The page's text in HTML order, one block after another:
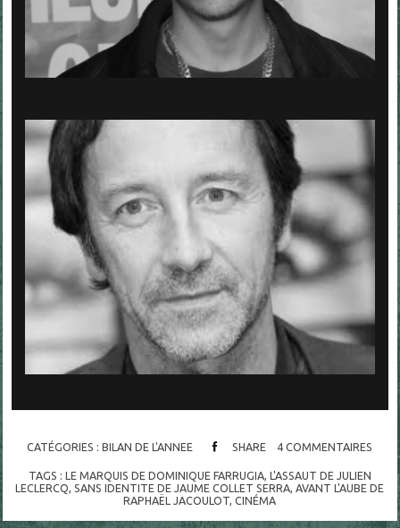
CATÉGORIES : BILAN DE L'ANNEE SHARE 4 COMMENTAIRES
TAGS : LE MARQUIS DE DOMINIQUE FARRUGIA, L'ASSAUT DE JULIEN
LECLERCQ,SANS IDENTITE DE JAUME COLLET SERRA,AVANT L'AUBE DE
RAPHAËL JACOULOT,CINÉMA